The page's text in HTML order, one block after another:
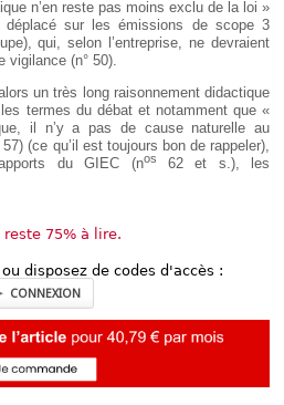
n’en reste pas moins exclu de la loi »
déplacé sur les émissions de scope 3
qui, selon l’entreprise, ne devraient
vigilance (n° 50).
un très long raisonnement didactique
termes du débat et notamment que «
il n’y a pas de cause naturelle au
(ce qu’il est toujours bon de rappeler),
du GIEC (nos
62 et s.), les
reste 75% à lire.
disposez de codes d'accès :
CONNEXION